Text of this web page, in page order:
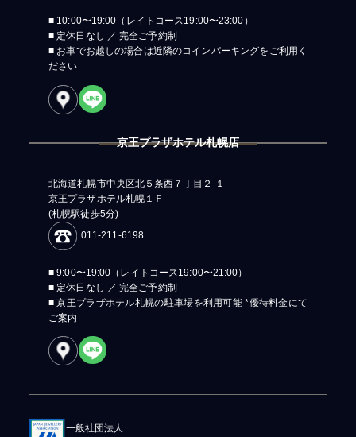
■ 10:00〜19:00（レイトコース19:00〜23:00）
■ 定休日なし ／ 完全ご予約制
■ お車でお越しの場合は近隣のコインパーキングをご利用く
ださい
京王プラザホテル札幌店
北海道札幌市中央区北５条西７丁目２-１
京王プラザホテル札幌１Ｆ
(札幌駅徒歩5分)
011-211-6198
■ 9:00〜19:00（レイトコース19:00〜21:00）
■ 定休日なし ／ 完全ご予約制
■ 京王プラザホテル札幌の駐車場を利用可能 *優待料金にて
ご案内
一般社団法人